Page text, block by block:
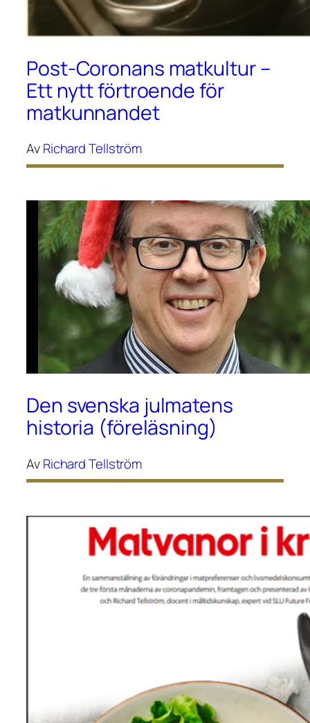
Post-Coronans matkultur –
Ett nytt förtroende för
matkunnandet
AvRichard Tellström
Den svenska julmatens
historia (föreläsning)
AvRichard Tellström